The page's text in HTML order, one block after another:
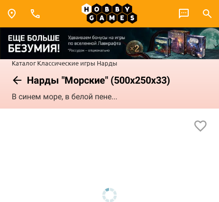
Каталог Классические игры Нарды
Нарды "Морские" (500x250x33)
В синем море, в белой пене...